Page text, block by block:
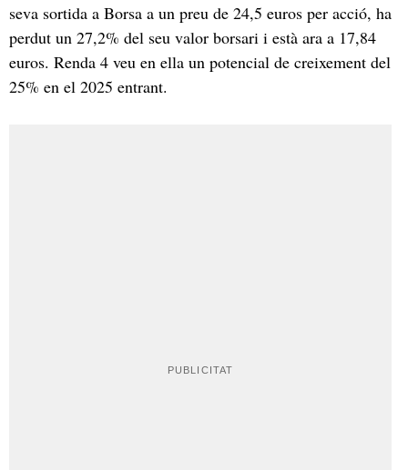
seva sortida a Borsa a un preu de 24,5 euros per acció, ha
perdut un 27,2% del seu valor borsari i està ara a 17,84
euros. Renda 4 veu en ella un potencial de creixement del
25% en el 2025 entrant.